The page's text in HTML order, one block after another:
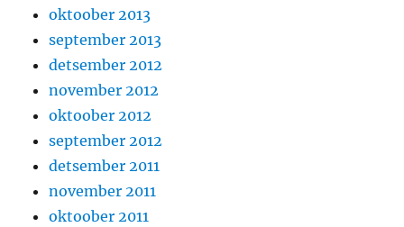
oktoober 2013
september 2013
detsember 2012
november 2012
oktoober 2012
september 2012
detsember 2011
november 2011
oktoober 2011